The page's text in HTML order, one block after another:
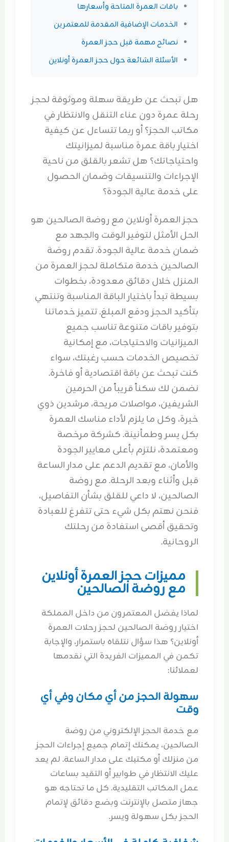
باقات العمرة المتاحة وأسعارها
الخدمات الإضافية المقدمة للمعتمرين
نصائح مهمة قبل حجز العمرة
الأسئلة الشائعة حول حجز العمرة أونلاين
هل تبحث عن طريقة سهلة وموثوقة لحجز
رحلة عمرة دون عناء التنقل والانتظار في
مكاتب الحجز؟ أو ربما تتساءل عن كيفية
اختيار باقة عمرة مناسبة لميزانيتك
واحتياجاتك؟ هل تشعر بالقلق من ناحية
الإجراءات والتنسيقات وضمان الحصول
على خدمة عالية الجودة؟
حجز العمرة أونلاين مع روضة الصالحين هو
الحل الأمثل لتوفير الوقت والجهد مع
ضمان خدمة عالية الجودة. تقدم روضة
الصالحين خدمة متكاملة لحجز العمرة من
المنزل خلال دقائق معدودة، بخطوات
بسيطة تبدأ باختيار الباقة المناسبة وتنتهي
بتأكيد الحجز ودفع المبلغ. تتميز خدماتنا
بتوفير باقات متنوعة تناسب جميع
الميزانيات والاحتياجات، مع إمكانية
تخصيص الخدمات حسب رغبتك، سواء
كنت تبحث عن باقة اقتصادية أو فاخرة.
نضمن لك سكناً قريباً من الحرمين
الشريفين، مواصلات مريحة، مرشدين ذوي
خبرة، وكل ما يلزم لأداء مناسك العمرة
بكل يسر وطمأنينة. كشركة مرخصة
ومعتمدة، نلتزم بأعلى معايير الجودة
والأمان، مع تقديم الدعم على مدار الساعة
قبل وأثناء وبعد الرحلة. مع روضة
الصالحين، لا داعي للقلق بشأن التفاصيل،
فنحن نهتم بكل شيء حتى تتفرغ للعبادة
وتحقيق أقصى استفادة من رحلتك
الروحانية.
مميزات حجز العمرة أونلاين
مع روضة الصالحين
لماذا يفضل المعتمرون من داخل المملكة
اختيار روضة الصالحين لحجز رحلات العمرة
أونلاين؟ هذا سؤال نتلقاه باستمرار، والإجابة
تكمن في المميزات الفريدة التي نقدمها
لعملائنا:
سهولة الحجز من أي مكان وفي أي
وقت
مع خدمة الحجز الإلكتروني من روضة
الصالحين، يمكنك إتمام جميع إجراءات الحجز
من منزلك أو مكتبك على مدار الساعة. لم يعد
عليك الانتظار في طوابير أو التقيد بساعات
عمل المكاتب التقليدية. كل ما تحتاجه هو
جهاز متصل بالإنترنت وبضع دقائق لإتمام
الحجز بكل سهولة ويسر.